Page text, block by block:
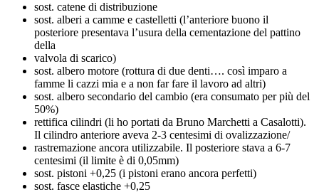
sost. catene di distribuzione
sost. alberi a camme e castelletti (l’anteriore buono il
posteriore presentava l’usura della cementazione del pattino
della
valvola di scarico)
sost. albero motore (rottura di due denti…. così imparo a
famme li cazzi mia e a non far fare il lavoro ad altri)
sost. albero secondario del cambio (era consumato per più del
50%)
rettifica cilindri (li ho portati da Bruno Marchetti a Casalotti).
Il cilindro anteriore aveva 2-3 centesimi di ovalizzazione/
rastremazione ancora utilizzabile. Il posteriore stava a 6-7
centesimi (il limite è di 0,05mm)
sost. pistoni +0,25 (i pistoni erano ancora perfetti)
sost. fasce elastiche +0,25